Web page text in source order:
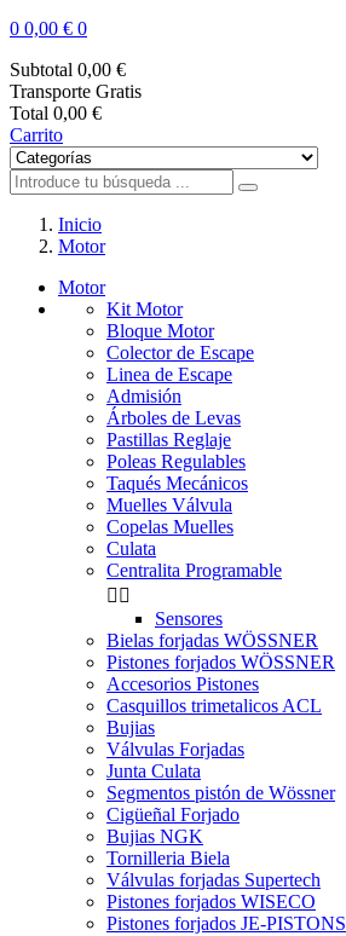
0 0,00 € 0
Subtotal 0,00 €
Transporte Gratis
Total 0,00 €
Carrito
Inicio
Motor
Motor
Kit Motor
Bloque Motor
Colector de Escape
Linea de Escape
Admisión
Árboles de Levas
Pastillas Reglaje
Poleas Regulables
Taqués Mecánicos
Muelles Válvula
Copelas Muelles
Culata
Centralita Programable
 
Sensores
Bielas forjadas WÖSSNER
Pistones forjados WÖSSNER
Accesorios Pistones
Casquillos trimetalicos ACL
Bujias
Válvulas Forjadas
Junta Culata
Segmentos pistón de Wössner
Cigüeñal Forjado
Bujias NGK
Tornilleria Biela
Válvulas forjadas Supertech
Pistones forjados WISECO
Pistones forjados JE-PISTONS